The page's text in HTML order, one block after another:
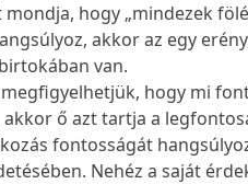
mondja, hogy „mindezek
akkor az egy
van.
hogy mi
ő azt tartja a
fontosságát
Nehéz a saját